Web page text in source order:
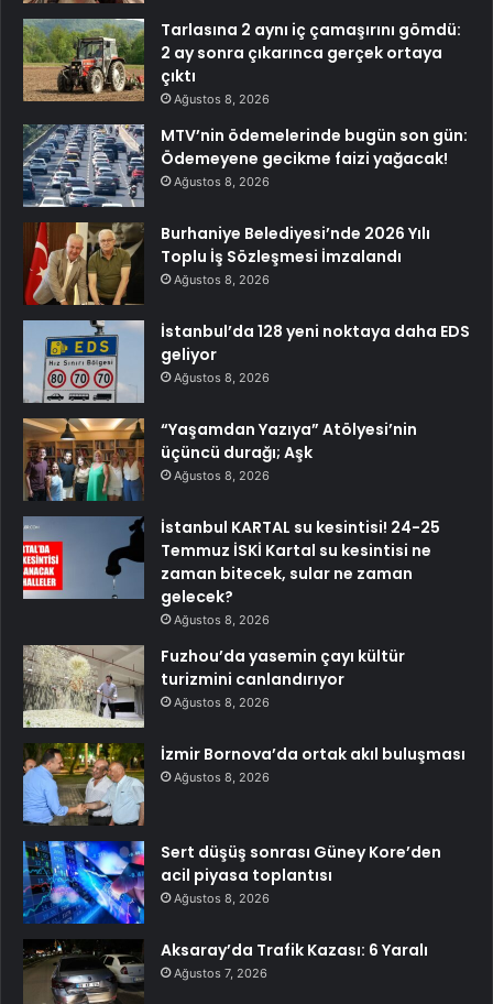
Tarlasına 2 aynı iç çamaşırını gömdü:
2 ay sonra çıkarınca gerçek ortaya
çıktı
Ağustos 8, 2026
MTV’nin ödemelerinde bugün son gün:
Ödemeyene gecikme faizi yağacak!
Ağustos 8, 2026
Burhaniye Belediyesi’nde 2026 Yılı
Toplu İş Sözleşmesi İmzalandı
Ağustos 8, 2026
İstanbul’da 128 yeni noktaya daha EDS
geliyor
Ağustos 8, 2026
“Yaşamdan Yazıya” Atölyesi’nin
üçüncü durağı; Aşk
Ağustos 8, 2026
İstanbul KARTAL su kesintisi! 24-25
Temmuz İSKİ Kartal su kesintisi ne
zaman bitecek, sular ne zaman
gelecek?
Ağustos 8, 2026
Fuzhou’da yasemin çayı kültür
turizmini canlandırıyor
Ağustos 8, 2026
İzmir Bornova’da ortak akıl buluşması
Ağustos 8, 2026
Sert düşüş sonrası Güney Kore’den
acil piyasa toplantısı
Ağustos 8, 2026
Aksaray’da Trafik Kazası: 6 Yaralı
Ağustos 7, 2026